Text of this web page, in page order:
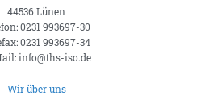
44536 Lünen
0231 993697-30
0231 993697-34
info@ths-iso.de
Wir über uns